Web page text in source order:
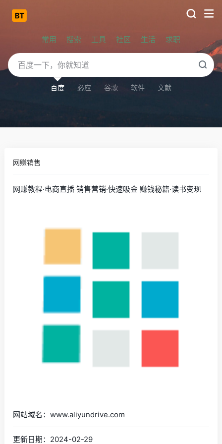
常用 搜索 工具 社区 生活 求职
百度 必应 谷歌 软件 文献
网赚销售
网赚教程·电商直播 销售营销·快速吸金 赚钱秘籍·读书变现
网站域名：www.aliyundrive.com
更新日期：2024-02-29